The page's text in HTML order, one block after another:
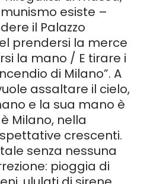
esiste –
il Palazzo
prendersi la merce
la mano / E tirare i
di Milano”. A
assaltare il cielo,
e la sua mano è
Milano, nella
crescenti.
senza nessuna
pioggia di